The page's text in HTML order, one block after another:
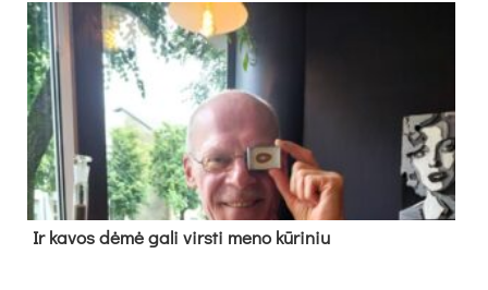
Ir ka­vos dė­mė ga­li virs­ti me­no kū­ri­niu